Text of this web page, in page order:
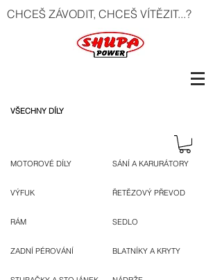
CHCEŠ ZÁVODIT, CHCEŠ VÍTĚZIT...?
VŠECHNY DÍLY
MOTOROVÉ DÍLY
VÝFUK
RÁM
ZADNÍ PÉROVÁNÍ
SÁNÍ A KARURÁTORY
ŘETĚZOVÝ PŘEVOD
SEDLO
BLATNÍKY A KRYTY